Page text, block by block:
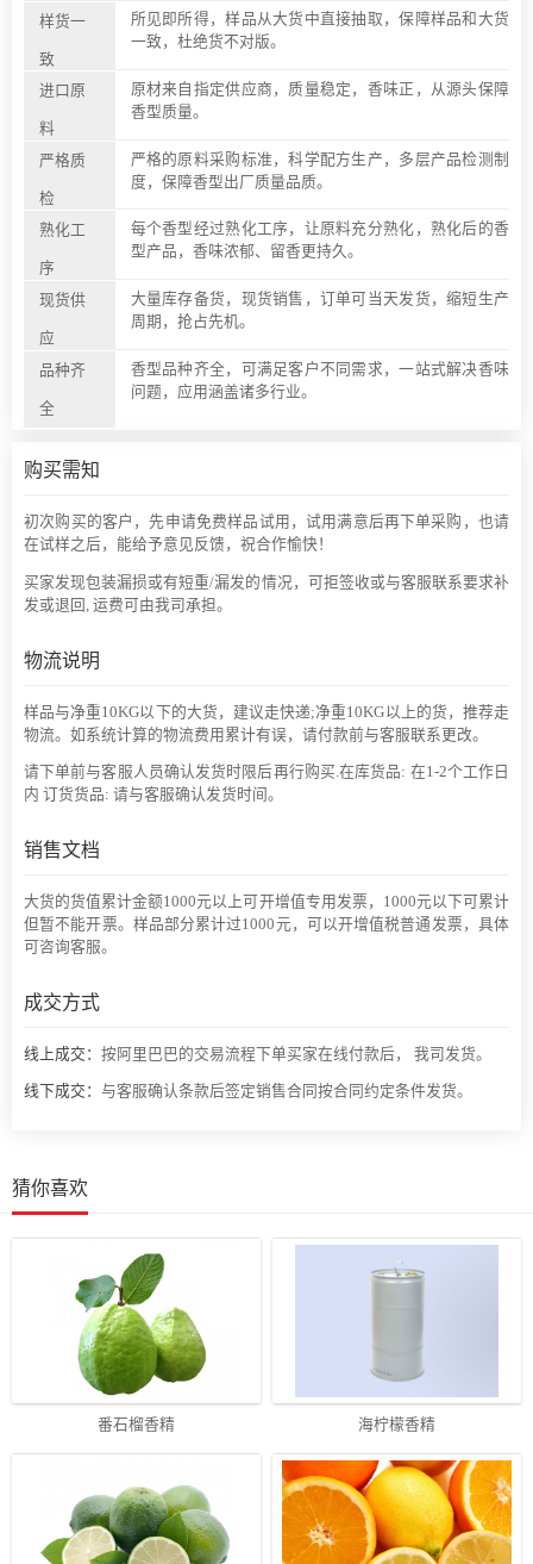
样货一
致
所见即所得，样品从大货中直接抽取，保障样品和大货
一致，杜绝货不对版。
进口原
料
原材来自指定供应商，质量稳定，香味正，从源头保障
香型质量。
严格质
检
严格的原料采购标准，科学配方生产，多层产品检测制
度，保障香型出厂质量品质。
熟化工
序
每个香型经过熟化工序，让原料充分熟化，熟化后的香
型产品，香味浓郁、留香更持久。
现货供
应
大量库存备货，现货销售，订单可当天发货，缩短生产
周期，抢占先机。
品种齐
全
香型品种齐全，可满足客户不同需求，一站式解决香味
问题，应用涵盖诸多行业。
购买需知
初次购买的客户，先申请免费样品试用，试用满意后再下单采购，也请
在试样之后，能给予意见反馈，祝合作愉快！
买家发现包装漏损或有短重/漏发的情况，可拒签收或与客服联系要求补
发或退回, 运费可由我司承担。
物流说明
样品与净重10KG以下的大货，建议走快递;净重10KG以上的货，推荐走
物流。如系统计算的物流费用累计有误，请付款前与客服联系更改。
请下单前与客服人员确认发货时限后再行购买.在库货品: 在1-2个工作日
内 订货货品: 请与客服确认发货时间。
销售文档
大货的货值累计金额1000元以上可开增值专用发票，1000元以下可累计
但暂不能开票。样品部分累计过1000元，可以开增值税普通发票，具体
可咨询客服。
成交方式
线上成交： 按阿里巴巴的交易流程下单买家在线付款后， 我司发货。
线下成交： 与客服确认条款后签定销售合同按合同约定条件发货。
猜你喜欢
番石榴香精 海柠檬香精